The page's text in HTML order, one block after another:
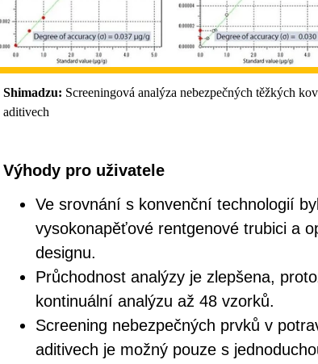
Shimadzu: Screeningová analýza nebezpečných těžkých
aditivech
Výhody pro uživatele
Ve srovnání s konvenční technologií
vysokonapěťové rentgenové trubici a
designu.
Průchodnost analýzy je zlepšena,
kontinuální analýzu až 48 vzorků.
Screening nebezpečných prvků v
aditivech je možný pouze s